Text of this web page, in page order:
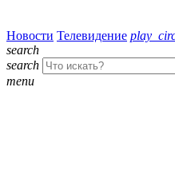
Новости Телевидение
search
search
menu